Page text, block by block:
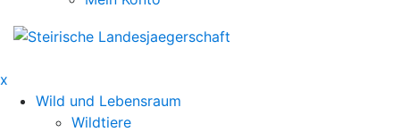
x
Wild und Lebensraum
Wildtiere